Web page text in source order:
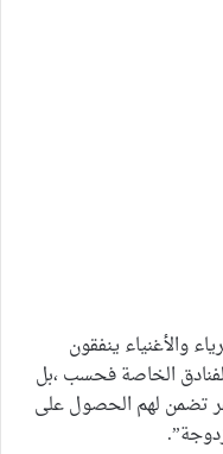
والأغنياء ينفقون
الخاصة فحسب ،بل
تضمن لهم الحصول على